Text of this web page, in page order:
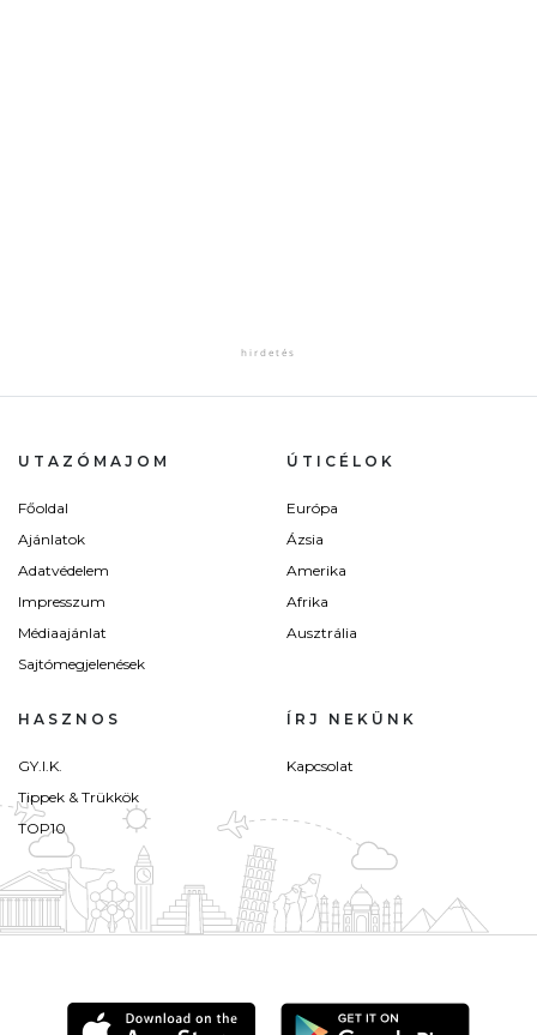
UTAZÓMAJOM
Főoldal
Ajánlatok
Adatvédelem
Impresszum
Médiaajánlat
Sajtómegjelenések
ÚTICÉLOK
Európa
Ázsia
Amerika
Afrika
Ausztrália
HASZNOS
GY.I.K.
Tippek & Trükkök
TOP10
ÍRJ NEKÜNK
Kapcsolat